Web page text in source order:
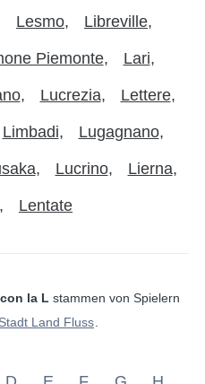
Lesmo Libreville
Piemonte Lari
Lucrezia Lettere
Limbadi Lugagnano
Lucrino Lierna
Lentate
la L stammen von Spielern
Stadt Land Fluss